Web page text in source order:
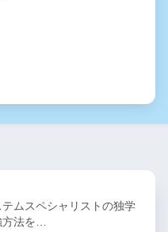
ムスペシャリストの独学
法を…